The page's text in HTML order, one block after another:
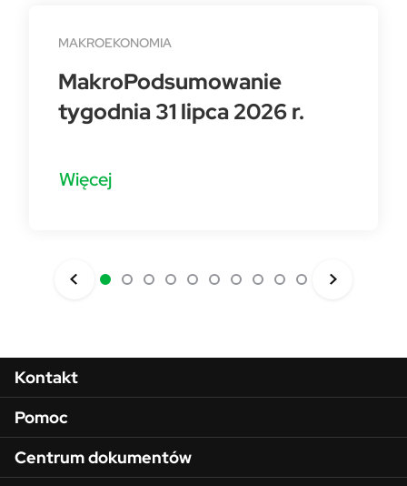
MAKROEKONOMIA
MakroPodsumowanie
tygodnia 31 lipca 2026 r.
Więcej
Menu w stopce
Kontakt
Pomoc
Centrum dokumentów